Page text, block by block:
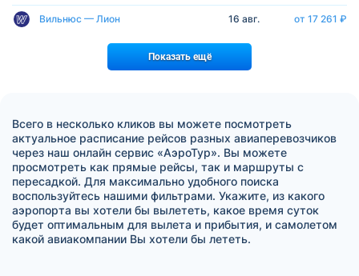
Вильнюс — Лион 16 авг. от 17 261 ₽
Показать ещё
Всего в несколько кликов вы можете посмотреть
актуальное расписание рейсов разных авиаперевозчиков
через наш онлайн сервис «АэроТур». Вы можете
просмотреть как прямые рейсы, так и маршруты с
пересадкой. Для максимально удобного поиска
воспользуйтесь нашими фильтрами. Укажите, из какого
аэропорта вы хотели бы вылететь, какое время суток
будет оптимальным для вылета и прибытия, и самолетом
какой авиакомпании Вы хотели бы лететь.